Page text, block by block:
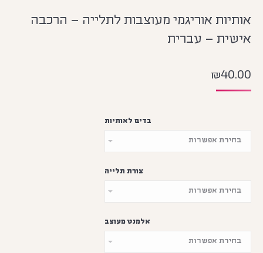
אותיות אוריגמי מעוצבות לתלייה – הרכבה
אישית – עברית
₪40.00
בדים לאותיות
צורת תלייה
אלמנט מעוצב